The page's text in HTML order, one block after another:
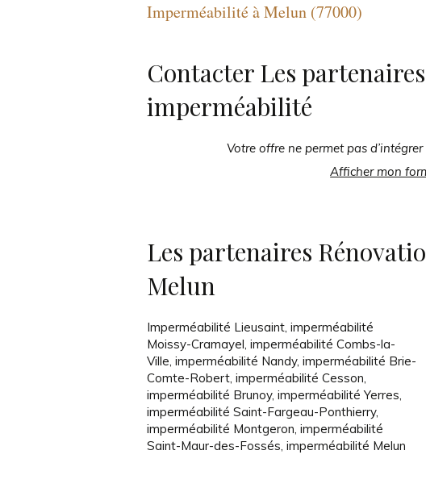
Imperméabilité à Melun (77000)
Contacter Les
imperméabilité
Votre offre ne permet pas
Afficher mon
Les partenaires
Melun
Imperméabilité Lieusaint, imperméabilité
Moissy-Cramayel, imperméabilité Combs-la-
Ville, imperméabilité Nandy, imperméabilité Brie-
Comte-Robert, imperméabilité Cesson,
imperméabilité Brunoy, imperméabilité Yerres,
imperméabilité Saint-Fargeau-Ponthierry,
imperméabilité Montgeron, imperméabilité
Saint-Maur-des-Fossés, imperméabilité Melun